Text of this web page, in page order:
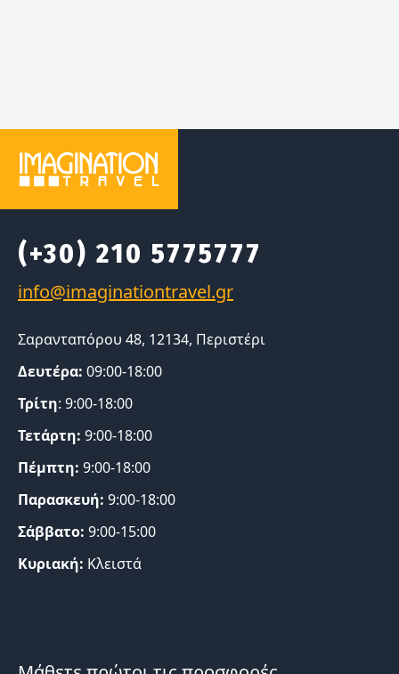
(+30) 210 5775777
Σαρανταπόρου 48, 12134, Περιστέρι
Δευτέρα: 09:00-18:00
Τρίτη: 9:00-18:00
Τετάρτη: 9:00-18:00
Πέμπτη: 9:00-18:00
Παρασκευή: 9:00-18:00
Σάββατο: 9:00-15:00
Κυριακή: Κλειστά